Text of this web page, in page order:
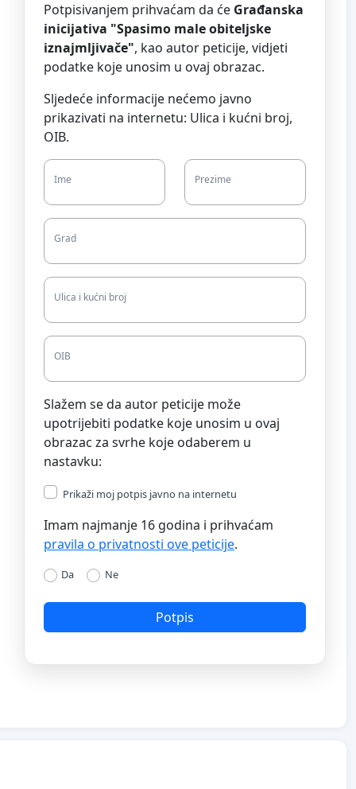
Potpisivanjem prihvaćam da će Građanska
inicijativa "Spasimo male obiteljske
iznajmljivače", kao autor peticije, vidjeti
podatke koje unosim u ovaj obrazac.
Sljedeće informacije nećemo javno
prikazivati na internetu: Ulica i kućni broj,
OIB.
Ime Prezime
Grad
Ulica i kućni broj
OIB
Slažem se da autor peticije može
upotrijebiti podatke koje unosim u ovaj
obrazac za svrhe koje odaberem u
nastavku:
Prikaži moj potpis javno na internetu
Imam najmanje 16 godina i prihvaćam
pravila o privatnosti ove peticije.
Da Ne
Potpis